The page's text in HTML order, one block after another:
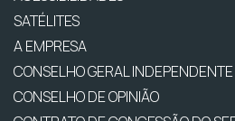
SATÉLITES
A EMPRESA
CONSELHO GERAL INDEPENDENTE
CONSELHO DE OPINIÃO